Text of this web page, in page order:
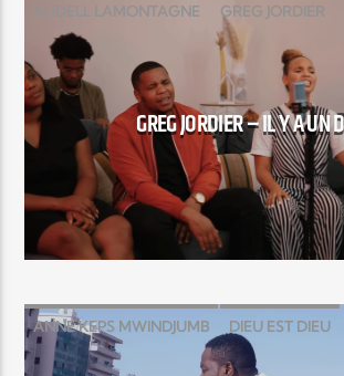
Elyon Live
Elyon Kids
AUDELL LAMONTAGNE GREG JORDIER
IL Y A UN DIEU RUBBY BATTERY
GREG JORDIER – IL Y A UN
ANNE KEPS MWINDJUMB DIEU EST DIEU
OLIVIER MWINDJUMB